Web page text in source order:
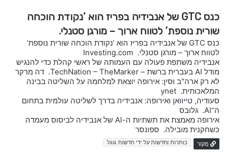
כנס GTC של אנבידיה בפריז הוא ’נקודת הוכחה
שורית נוספת’ לטווח ארוך – מורגן סטנלי.
כנס GTC של אנבידיה בפריז הוא ’נקודת הוכחה שורית נוספת’
לטווח ארוך – מורגן סטנלי. Investing.com
אנבידיה משתפת פעולה עם העמותה של ראשי קהלת כדי להנגיש
מודל AI בעברית ברשת – TechNation – TheMarker. דה מרקר
לא רק ארה"ב וסין: אירופה יוצאת למלחמה על השליטה בבינה
המלאכותית. ynet
סעודיה, טייוואן ואירופה: אנבידיה בדרך לשליטה עולמית בתחום
ה־AI. גלובס
אירופה מאמצת את תשתיות ה-AI של אנבידיה לביסוס מעמדה
כשחקנית מובילה. ספונסר
מָקוֹר כותרות וחדשות על ידי חדשות גוגל